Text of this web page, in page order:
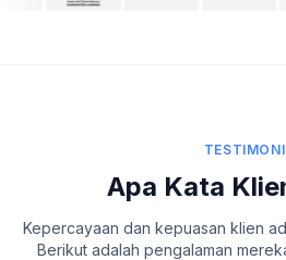
TESTIMONI
Apa Kata
Kepercayaan dan kepuasan klien
Berikut adalah pengalaman